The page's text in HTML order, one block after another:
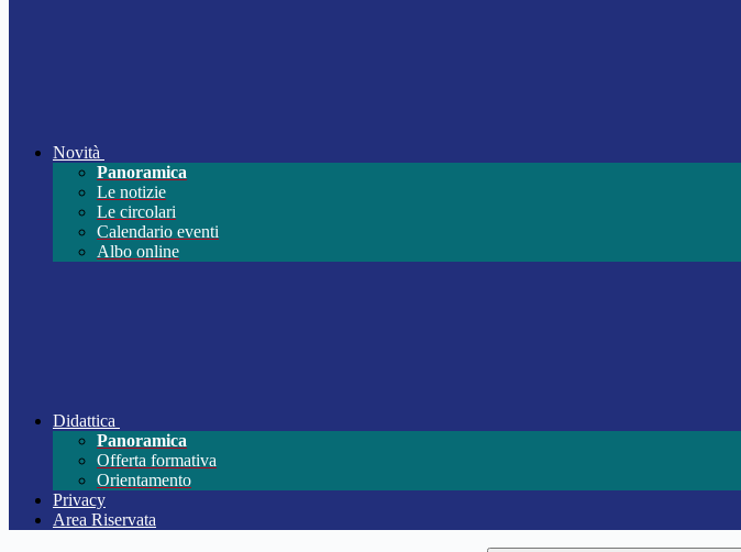
Novità
Panoramica
Le notizie
Le circolari
Calendario eventi
Albo online
Didattica
Panoramica
Offerta formativa
Orientamento
Privacy
Area Riservata